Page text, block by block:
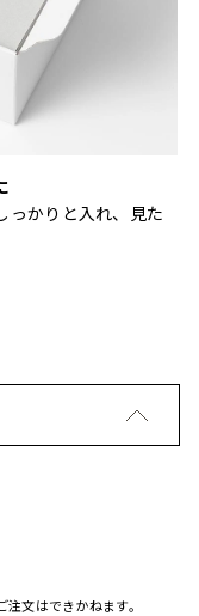
っかりと入れ、見た
文はできかねます。